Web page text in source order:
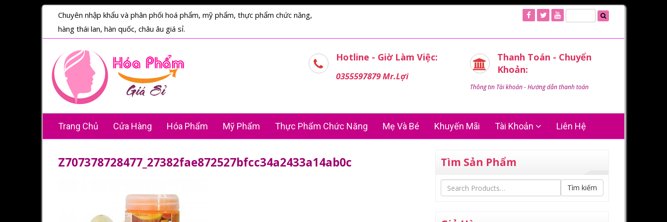
Chuyên nhập khẩu và phân phối hoá phẩm, mỹ phẩm, thực phẩm chức năng,
hàng thái lan, hàn quốc, châu âu giá sỉ.
Hotline - Giờ Làm Việc:
0355597879 Mr.Lợi
Thanh Toán - Chuyển
Khoản:
Thông tin Tài khoản - Hướng dẫn thanh toán
Trang Chủ Cửa Hàng Hóa Phẩm Mỹ Phẩm Thực Phẩm Chức Năng Mẹ Và Bé Khuyến Mãi Tài Khoản Liên Hệ
Z707378728477_27382fae872527bfcc34a2433a14ab0c Tìm Sản Phẩm
Tìm kiếm